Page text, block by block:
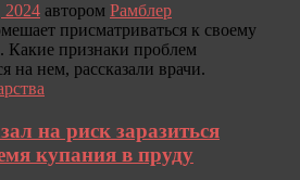
2024 автором Рамблер
присматриваться к своему
признаки проблем
на нем, рассказали врачи.
на риск заразиться
купания в пруду